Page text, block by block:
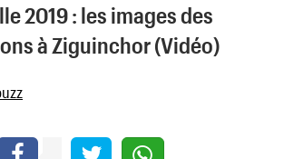
2019 : les images des
à Ziguinchor (Vidéo)